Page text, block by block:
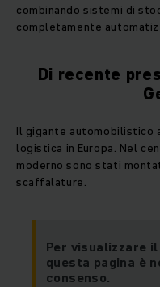
combinando sistemi di
completamente
Di recente
Il gigante automobilistico
logistica in Europa. Nel
moderno sono stati
scaffalature.
Per visualizzare
questa pagina è
consenso.